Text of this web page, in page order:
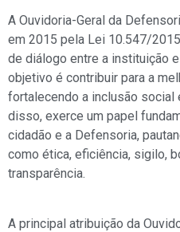
A Ouvidoria-Geral da
em 2015 pela Lei 10.547/
de diálogo entre a instituição
objetivo é contribuir para a
fortalecendo a inclusão social
disso, exerce um papel
cidadão e a Defensoria,
como ética, eficiência, sigilo,
transparência.
A principal atribuição da